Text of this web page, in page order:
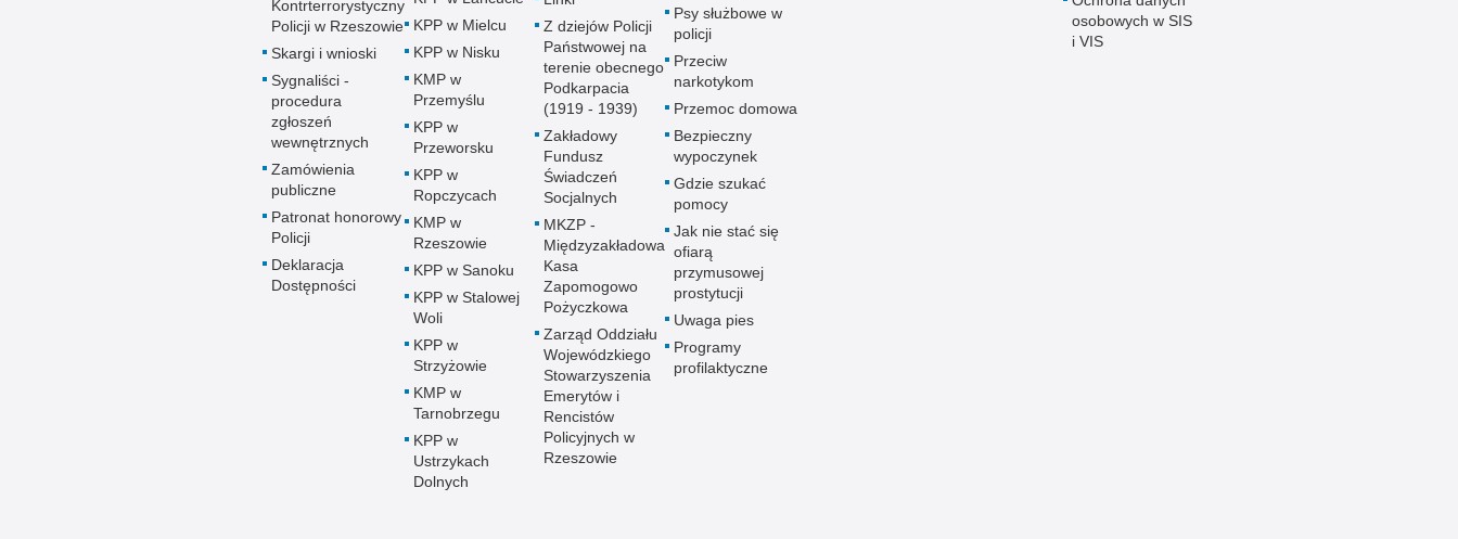
Kontrterrorystyczny
Policji w Rzeszowie
Skargi i wnioski
Sygnaliści -
procedura
zgłoszeń
wewnętrznych
Zamówienia
publiczne
Patronat honorowy
Policji
Deklaracja
Dostępności
KPP w Mielcu
KPP w Nisku
KMP w
Przemyślu
KPP w
Przeworsku
KPP w
Ropczycach
KMP w
Rzeszowie
KPP w Sanoku
KPP w Stalowej
Woli
KPP w
Strzyżowie
KMP w
Tarnobrzegu
KPP w
Ustrzykach
Dolnych
Z dziejów Policji
Państwowej na
terenie obecnego
Podkarpacia
(1919 - 1939)
Zakładowy
Fundusz
Świadczeń
Socjalnych
MKZP -
Międzyzakładowa
Kasa
Zapomogowo
Pożyczkowa
Zarząd Oddziału
Wojewódzkiego
Stowarzyszenia
Emerytów i
Rencistów
Policyjnych w
Rzeszowie
Psy służbowe w
policji
Przeciw
narkotykom
Przemoc domowa
Bezpieczny
wypoczynek
Gdzie szukać
pomocy
Jak nie stać się
ofiarą
przymusowej
prostytucji
Uwaga pies
Programy
profilaktyczne
osobowych w SIS
i VIS